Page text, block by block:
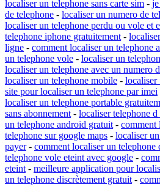
localiser un telephone sans carte sim -
de telephone - localiser un numero de
localiser un telephone perdu ou vole et
telephone iphone gratuitement-
ligne - comment localiser un telephone
un telephone vole - localiser un
localiser un telephone avec un numero
localiser un telephone mobile - localiser
site pour localiser un telephone par imei
localiser un telephone portable
sans abonnement- localiser telephone
un telephone android gratuit- comment
telephone sur google maps - localiser
payer- comment localiser un telephone
telephone vole eteint avec google -
eteint- meilleure application pour
un telephone discrètement gratuit-